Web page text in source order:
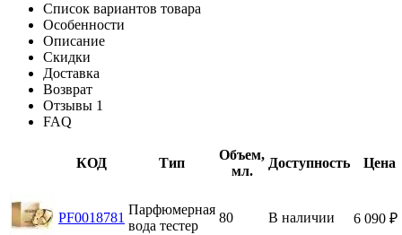
Список вариантов товара
Особенности
Описание
Скидки
Доставка
Возврат
Отзывы 1
FAQ
КОД Тип
Объем,
мл.
Доступность Цена
PF0018781
Парфюмерная
вода тестер
80 В наличии 6 090 ₽